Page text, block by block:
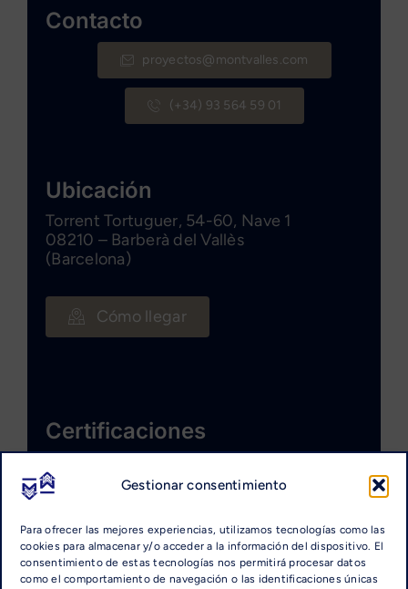
Gestionar consentimiento
Para ofrecer las mejores experiencias, utilizamos tecnologías como las
cookies para almacenar y/o acceder a la información del dispositivo. El
consentimiento de estas tecnologías nos permitirá procesar datos
como el comportamiento de navegación o las identificaciones únicas
Contacto
proyectos@montvalles.com
(+34) 93 564 59 01
Ubicación
Torrent Tortuguer, 54-60, Nave 1
08210 – Barberà del Vallès
(Barcelona)
Cómo llegar
Certificaciones